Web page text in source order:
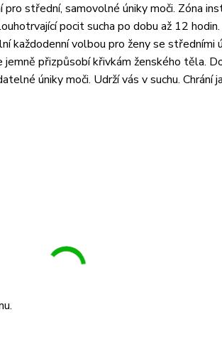
střední, samovolné úniky moči. Zóna
pocit sucha po dobu až 12
každodenní volbou pro ženy se středními
přizpůsobí křivkám ženského těla.
úniky moči. Udrží vás v suchu. Chrání